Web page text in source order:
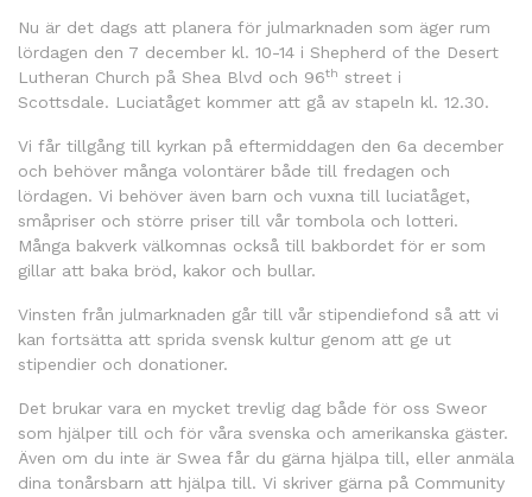
Nu är det dags att planera för julmarknaden som äger rum
lördagen den 7 december kl. 10-14 i Shepherd of the Desert
Lutheran Church på Shea Blvd och 96th street i
Scottsdale. Luciatåget kommer att gå av stapeln kl. 12.30.
Vi får tillgång till kyrkan på eftermiddagen den 6a december
och behöver många volontärer både till fredagen och
lördagen. Vi behöver även barn och vuxna till luciatåget,
småpriser och större priser till vår tombola och lotteri.
Många bakverk välkomnas också till bakbordet för er som
gillar att baka bröd, kakor och bullar.
Vinsten från julmarknaden går till vår stipendiefond så att vi
kan fortsätta att sprida svensk kultur genom att ge ut
stipendier och donationer.
Det brukar vara en mycket trevlig dag både för oss Sweor
som hjälper till och för våra svenska och amerikanska gäster.
Även om du inte är Swea får du gärna hjälpa till, eller anmäla
dina tonårsbarn att hjälpa till. Vi skriver gärna på Community